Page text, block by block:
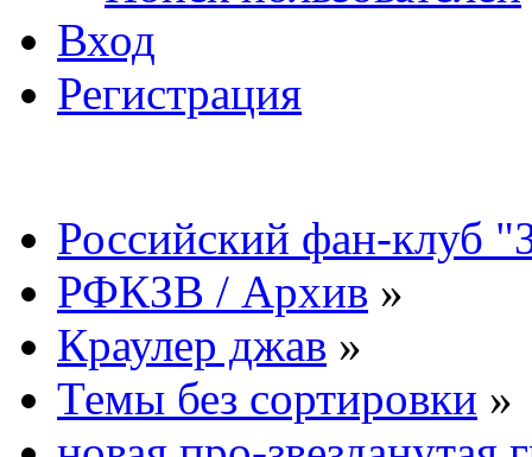
Вход
Регистрация
Российский фан-клуб
РФКЗВ / Архив »
Краулер джав »
Темы без сортировки »